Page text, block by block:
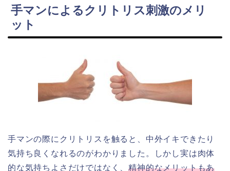
手マンによるクリトリス刺激のメリ
ット
手マンの際にクリトリスを触ると、中外イキできたり
気持ち良くなれるのがわかりました。しかし実は肉体
的な気持ちよさだけではなく、精神的なメリットもあ